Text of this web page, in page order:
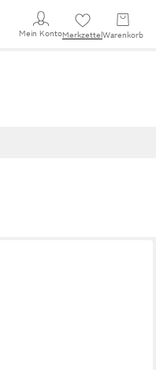
Mein KontoMerkzettel Warenkorb